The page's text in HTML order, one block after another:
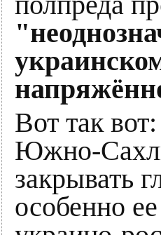
Вот так
Южно-
закрывать
особенно